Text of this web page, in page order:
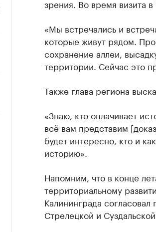
зрения. Во время визита
«Мы встречались и
которые живут рядом.
сохранение аллеи,
территории. Сейчас это
Также глава региона
«Знаю, кто оплачивает
всё вам представим
будет интересно, кто и
историю».
Напомним, что в конце
территориальному
Калининграда
Стрелецкой и